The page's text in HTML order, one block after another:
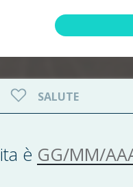
SALUTE
è
GG/MM/AAAA